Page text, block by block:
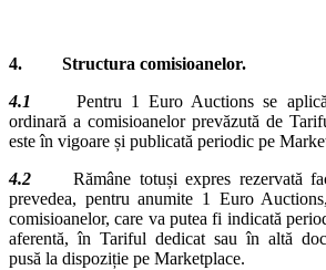
4. Structura comisioanelor.
4.1
Pentru 1 Euro Auctions se
ordinară a comisioanelor prevăzută de
este în vigoare și publicată periodic pe
4.2
Rămâne totuși expres rezervată
prevedea, pentru anumite 1 Euro
comisioanelor, care va putea fi indicată
aferentă, în Tariful dedicat sau în altă
pusă la dispoziție pe Marketplace.